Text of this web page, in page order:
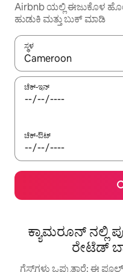
Airbnb ಯಲ್ಲಿ ಈಜುಕೊಳ
ಹುಡುಕಿ ಮತ್ತು ಬುಕ್ ಮಾಡಿ
ಸ್ಥಳ
ಫಲಿತಾಂಶಗಳು
ಚೆಕ್-ಇನ್
ಚೆಕ್-ಔಟ್
ಕ್ಯಾಮರೂನ್ ನಲ್ಲಿ
ರೇಟೆಡ್
ಗೆಸ್ಟ್‌ಗಳು ಒಪ್ಪುತ್ತಾರೆ: ಈ